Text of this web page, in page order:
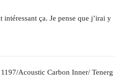
intéressant ça. Je pense que j’irai y
Acoustic Carbon Inner/ Tenerg